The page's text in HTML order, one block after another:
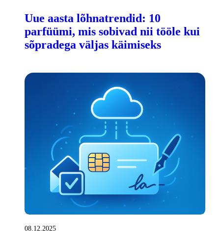
Uue aasta lõhnatrendid: 10
parfüümi, mis sobivad nii tööle kui
sõpradega väljas käimiseks
08.12.2025